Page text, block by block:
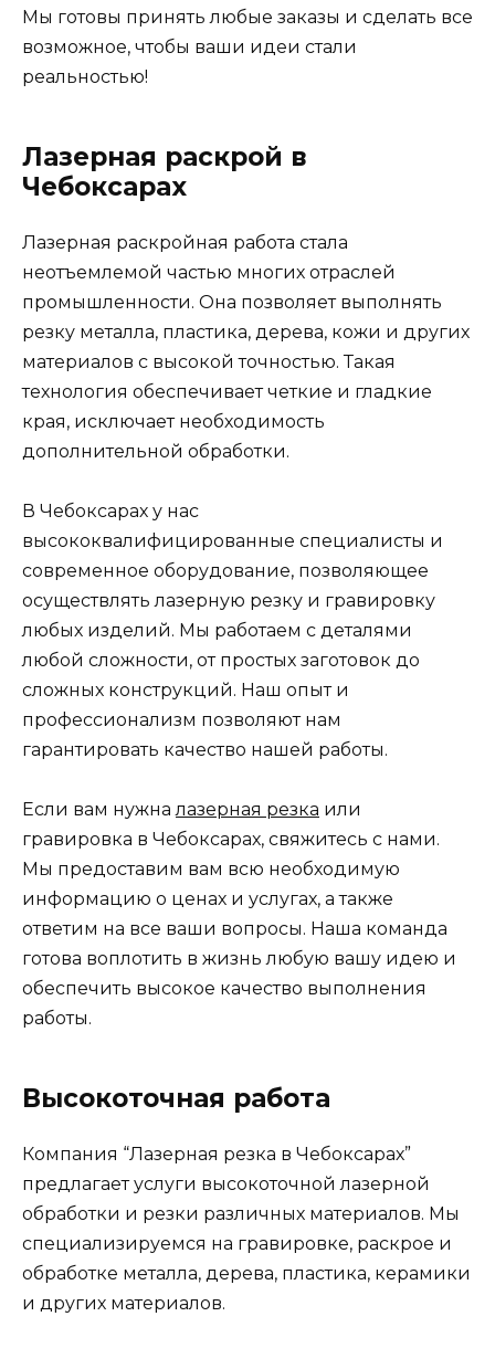
Мы готовы принять любые заказы и сделать все
возможное, чтобы ваши идеи стали
реальностью!
Лазерная раскрой в
Чебоксарах
Лазерная раскройная работа стала
неотъемлемой частью многих отраслей
промышленности. Она позволяет выполнять
резку металла, пластика, дерева, кожи и других
материалов с высокой точностью. Такая
технология обеспечивает четкие и гладкие
края, исключает необходимость
дополнительной обработки.
В Чебоксарах у нас
высококвалифицированные специалисты и
современное оборудование, позволяющее
осуществлять лазерную резку и гравировку
любых изделий. Мы работаем с деталями
любой сложности, от простых заготовок до
сложных конструкций. Наш опыт и
профессионализм позволяют нам
гарантировать качество нашей работы.
Если вам нужналазерная резка или
гравировка в Чебоксарах, свяжитесь с нами.
Мы предоставим вам всю необходимую
информацию о ценах и услугах, а также
ответим на все ваши вопросы. Наша команда
готова воплотить в жизнь любую вашу идею и
обеспечить высокое качество выполнения
работы.
Высокоточная работа
Компания “Лазерная резка в Чебоксарах”
предлагает услуги высокоточной лазерной
обработки и резки различных материалов. Мы
специализируемся на гравировке, раскрое и
обработке металла, дерева, пластика, керамики
и других материалов.